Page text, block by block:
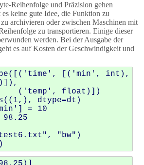
Reihenfolge und Präzision gehen
keine gute Idee, die Funktion zu
archivieren oder zwischen Maschinen mit
zu transportieren. Einige dieser
werden. Bei der Ausgabe der
es auf Kosten der Geschwindigkeit und
([( 'time' , [( 'min' , int ),
)]),
( 'temp' , float )])
(( 1,), dtype=dt )
=
10
98.25
, "bw" )
)